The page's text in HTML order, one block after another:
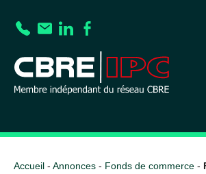
Accueil - Annonces - Fonds de commerce -